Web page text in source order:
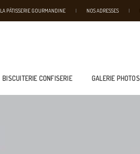
LA PÂTISSERIE GOURMANDINE NOS ADRESSES
BISCUITERIE CONFISERIE GALERIE PHOTOS